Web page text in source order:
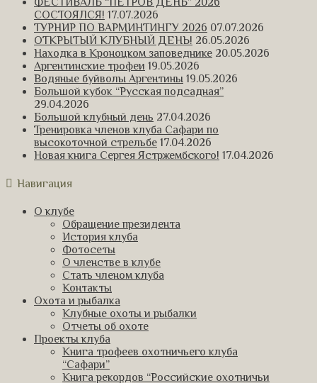
СОСТОЯЛСЯ! 17.07.2026
ТУРНИР ПО ВАРМИНТИНГУ 2026 07.07.2026
ОТКРЫТЫЙ КЛУБНЫЙ ДЕНЬ! 26.05.2026
Находка в Кроноцком заповеднике 20.05.2026
Аргентинские трофеи 19.05.2026
Водяные буйволы Аргентины 19.05.2026
Большой кубок “Русская подсадная”
29.04.2026
Большой клубный день 27.04.2026
Тренировка членов клуба Сафари по
высокоточной стрельбе 17.04.2026
Новая книга Сергея Ястржембского! 17.04.2026
Навигация
О клубе
Обращение президента
История клуба
Фотосеты
О членстве в клубе
Стать членом клуба
Контакты
Охота и рыбалка
Клубные охоты и рыбалки
Отчеты об охоте
Проекты клуба
Книга трофеев охотничьего клуба
“Сафари”
Книга рекордов “Российские охотничьи